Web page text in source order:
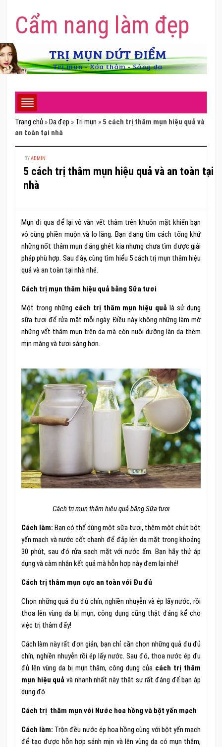
Cẩm nang làm đẹp
Trang chủ » Da đẹp » Trị mụn » 5 cách trị thâm mụn hiệu quả và
an toàn tại nhà
BYADMIN
5 cách trị thâm mụn hiệu quả và an toàn tại
nhà
Mụn đi qua để lại vô vàn vết thâm trên khuôn mặt khiến bạn
vô cùng phiền muộn và lo lắng. Bạn đang tìm cách tống khứ
những nốt thâm mụn đáng ghét kia nhưng chưa tìm được giải
pháp phù hợp. Sau đây, cùng tìm hiểu 5 cách trị mụn thâm hiệu
quả và an toàn tại nhà nhé.
Cách trị mụn thâm hiệu quả bằng Sữa tươi
Một trong những cách trị thâm mụn hiệu quả là sử dụng
sữa tươi để rửa mặt mỗi ngày. Điều này không những làm mờ
những vết thâm mụn trên da mà còn nuôi dưỡng làn da thêm
mịn màng và tươi sáng hơn.
Cách trị mụn thâm hiệu quả bằng Sữa tươi
Cách làm: Bạn có thể dùng một sữa tươi, thêm một chút bột
yến mạch và nước cốt chanh để đắp lên da mặt trong khoảng
30 phút, sau đó rửa sạch mặt với nước ấm. Bạn hãy thử áp
dụng và càm nhận kết quả mà hỗn hợp này đem lại nhé!
Cách trị thâm mụn cực an toàn với Đu đủ
Chọn những quả đu đủ chín, nghiền nhuyễn và ép lấy nước, rồi
thoa lên vùng da bị mụn, công dụng cũng thật đáng kể cho
việc trị thâm đấy!
Cách làm này rất đơn giản, bạn chỉ cần chọn những quả đu đủ
chín, nghiền nhuyễn rồi ép lấy nước. Sau đó, thoa nước ép đu
đủ lên vùng da bị mụn thâm, công dụng của cách trị thâm
mụn hiệu quả và nhanh nhất này thật sự rất đáng để bạn áp
dụng đó
Cách trị thâm mụn với Nước hoa hồng và bột yến mạch
Cách làm: Trộn đều nước ép hoa hồng cùng với bột yến mạch
để tạo được hỗn hợp sánh mịn và lên vùng da có mụn thâm,